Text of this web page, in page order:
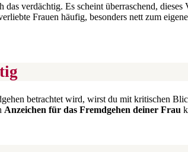
verdächtig. Es scheint überraschend, dieses
Frauen häufig, besonders nett zum
betrachtet wird, wirst du mit kritischen
Anzeichen für das Fremdgehen deiner Frau